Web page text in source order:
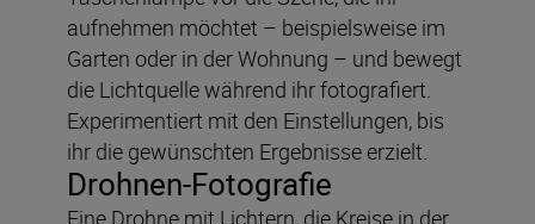
aufnehmen möchtet – beispielsweise im
Garten oder in der Wohnung – und bewegt
die Lichtquelle während ihr fotografiert.
Experimentiert mit den Einstellungen, bis
ihr die gewünschten Ergebnisse erzielt.
Drohnen-Fotografie